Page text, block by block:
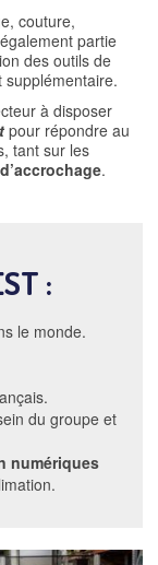
couture,
partie
des outils de
à disposer
pour répondre au
tant sur les
.
:
le monde.
du groupe et
numériques